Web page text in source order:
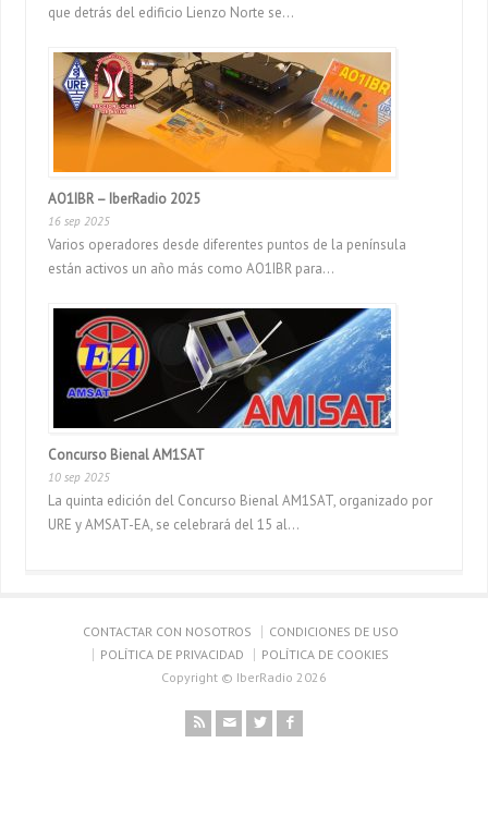
que detrás del edificio Lienzo Norte se...
AO1IBR – IberRadio 2025
16 sep 2025
Varios operadores desde diferentes puntos de la península
están activos un año más como AO1IBR para...
Concurso Bienal AM1SAT
10 sep 2025
La quinta edición del Concurso Bienal AM1SAT, organizado por
URE y AMSAT-EA, se celebrará del 15 al...
CONTACTAR CON NOSOTROS
CONDICIONES DE USO
POLÍTICA DE PRIVACIDAD
POLÍTICA DE COOKIES
Copyright © IberRadio 2026